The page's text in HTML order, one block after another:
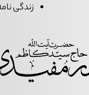
زندگی